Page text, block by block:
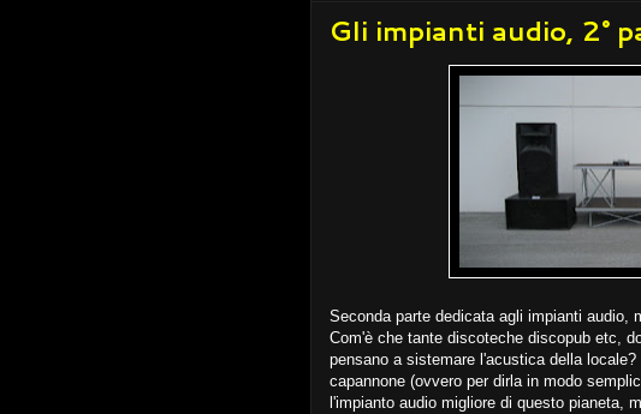
Gli impianti audio, 2°
Seconda parte dedicata agli impianti audio,
Com'è che tante discoteche discopub etc,
pensano a sistemare l'acustica della
capannone (ovvero per dirla in modo
l'impianto audio migliore di questo pianeta,